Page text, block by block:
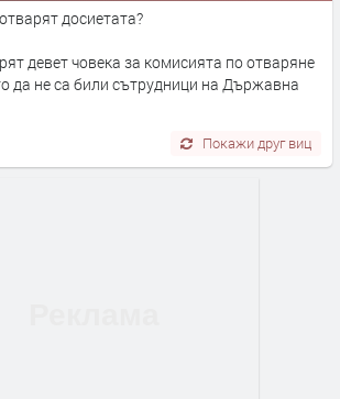
досиетата?
девет човека за комисията по отваряне
да не са били сътрудници на Държавна
Покажи друг виц